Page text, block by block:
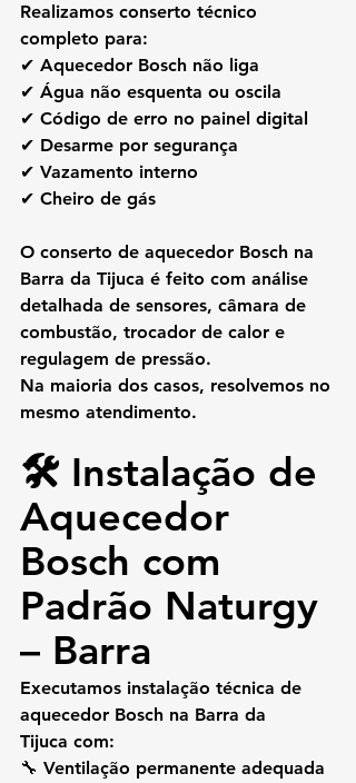
Realizamos conserto técnico
completo para:
✔ Aquecedor Bosch não liga
✔ Água não esquenta ou oscila
✔ Código de erro no painel digital
✔ Desarme por segurança
✔ Vazamento interno
✔ Cheiro de gás
O conserto de aquecedor Bosch na
Barra da Tijuca é feito com análise
detalhada de sensores, câmara de
combustão, trocador de calor e
regulagem de pressão.
Na maioria dos casos, resolvemos no
mesmo atendimento.
🛠️ Instalação de
Aquecedor
Bosch com
Padrão Naturgy
– Barra
Executamos instalação técnica de
aquecedor Bosch na Barra da
Tijuca com:
🔧 Ventilação permanente adequada